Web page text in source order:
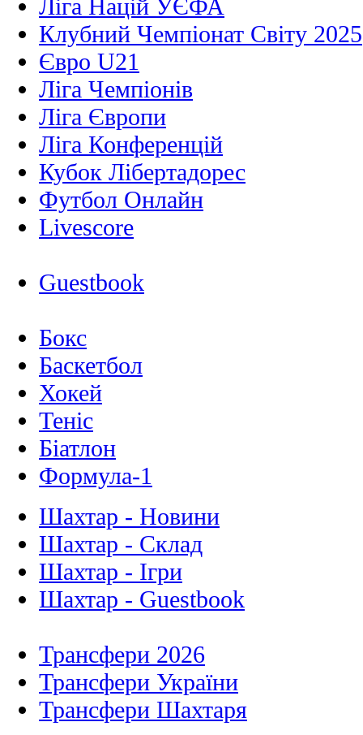
Ліга Націй УЄФА
Клубний Чемпіонат Світу 2025
Євро U21
Ліга Чемпіонів
Ліга Європи
Ліга Конференцій
Кубок Лібертадорес
Футбол Онлайн
Livescore
Guestbook
Бокс
Баскетбол
Хокей
Теніс
Біатлон
Формула-1
Шахтар - Новини
Шахтар - Склад
Шахтар - Ігри
Шахтар - Guestbook
Трансфери 2026
Трансфери України
Трансфери Шахтаря